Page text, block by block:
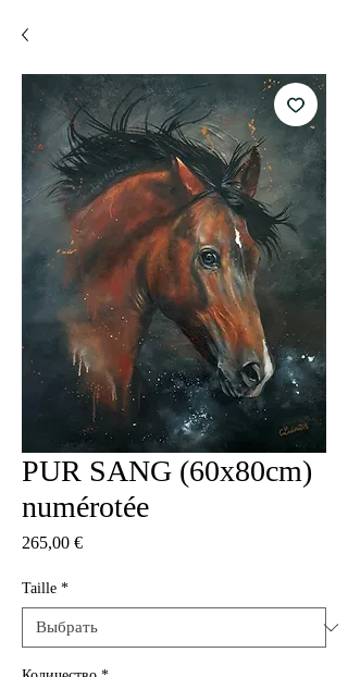
PUR SANG (60x80cm)
numérotée
265,00 €Цена
Taille *